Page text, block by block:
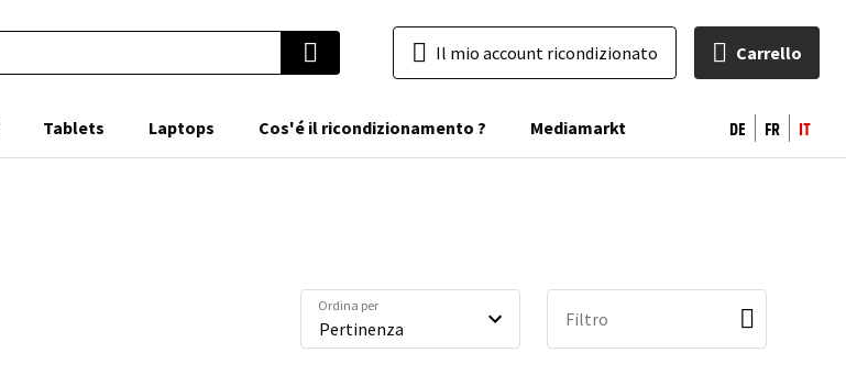
Il mio account ricondizionato Carrello
Tablets Laptops Cos'é il ricondizionamento ? Mediamarkt DE FR IT
Ordina per
Filtro